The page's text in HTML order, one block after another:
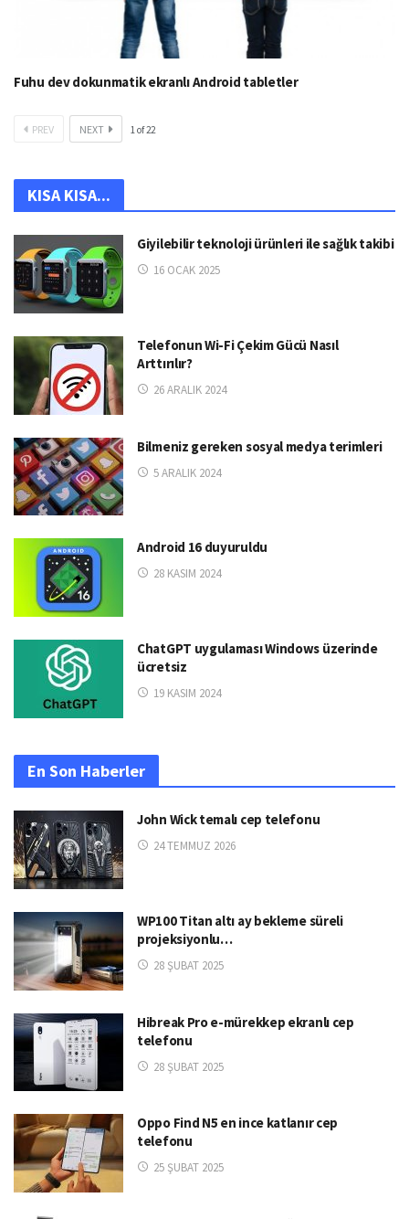
Fuhu dev dokunmatik ekranlı Android tabletler
PREV NEXT 1of22
KISA KISA...
Giyilebilir teknoloji ürünleri ile sağlık takibi
16 OCAK 2025
Telefonun Wi-Fi Çekim Gücü Nasıl
Arttırılır?
26 ARALIK 2024
Bilmeniz gereken sosyal medya terimleri
5 ARALIK 2024
Android 16 duyuruldu
28 KASIM 2024
ChatGPT uygulaması Windows üzerinde
ücretsiz
19 KASIM 2024
En Son Haberler
John Wick temalı cep telefonu
24 TEMMUZ 2026
WP100 Titan altı ay bekleme süreli
projeksiyonlu…
28 ŞUBAT 2025
Hibreak Pro e-mürekkep ekranlı cep
telefonu
28 ŞUBAT 2025
Oppo Find N5 en ince katlanır cep
telefonu
25 ŞUBAT 2025